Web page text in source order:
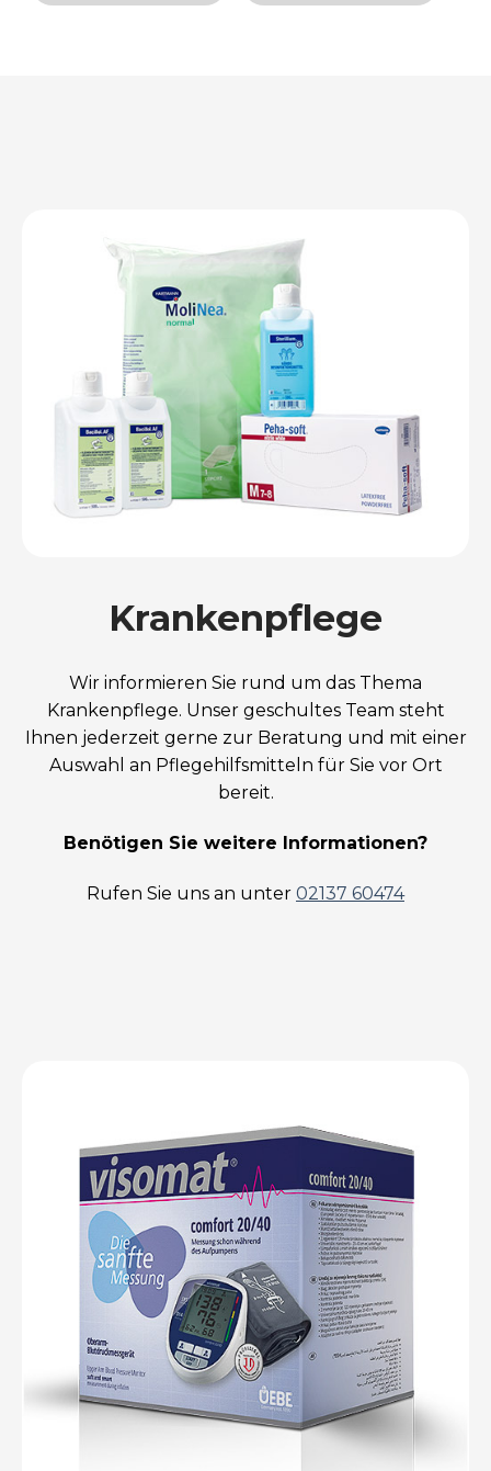
Krankenpflege
Wir informieren Sie rund um das Thema
Krankenpflege. Unser geschultes Team steht
Ihnen jederzeit gerne zur Beratung und mit einer
Auswahl an Pflegehilfsmitteln für Sie vor Ort
bereit.
Benötigen Sie weitere Informationen?
Rufen Sie uns an unter 02137 60474